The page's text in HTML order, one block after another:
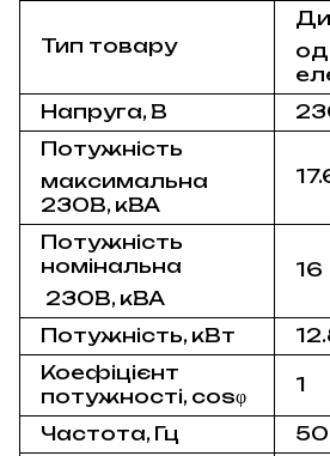
Тип товару
Напруга, B
Потужність
максимальна
230В, кВА
Потужність
номінальна
230В, кВА
16
Потужність, кВт
Коефіцієнт
потужності, cosφ
1
Частота, Гц